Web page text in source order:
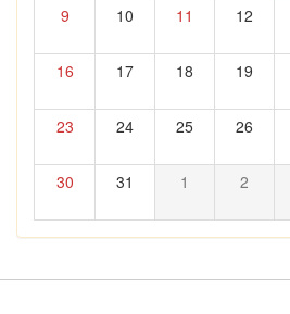
9 10 11 12
16 17 18 19
23 24 25 26
30 31 1 2